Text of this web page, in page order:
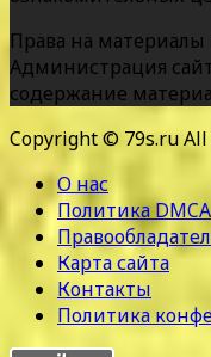
Права на
Администрация
содержание
Copyright © 79s.ru All
О нас
Политика DMCA
Карта сайта
Контакты
Политика